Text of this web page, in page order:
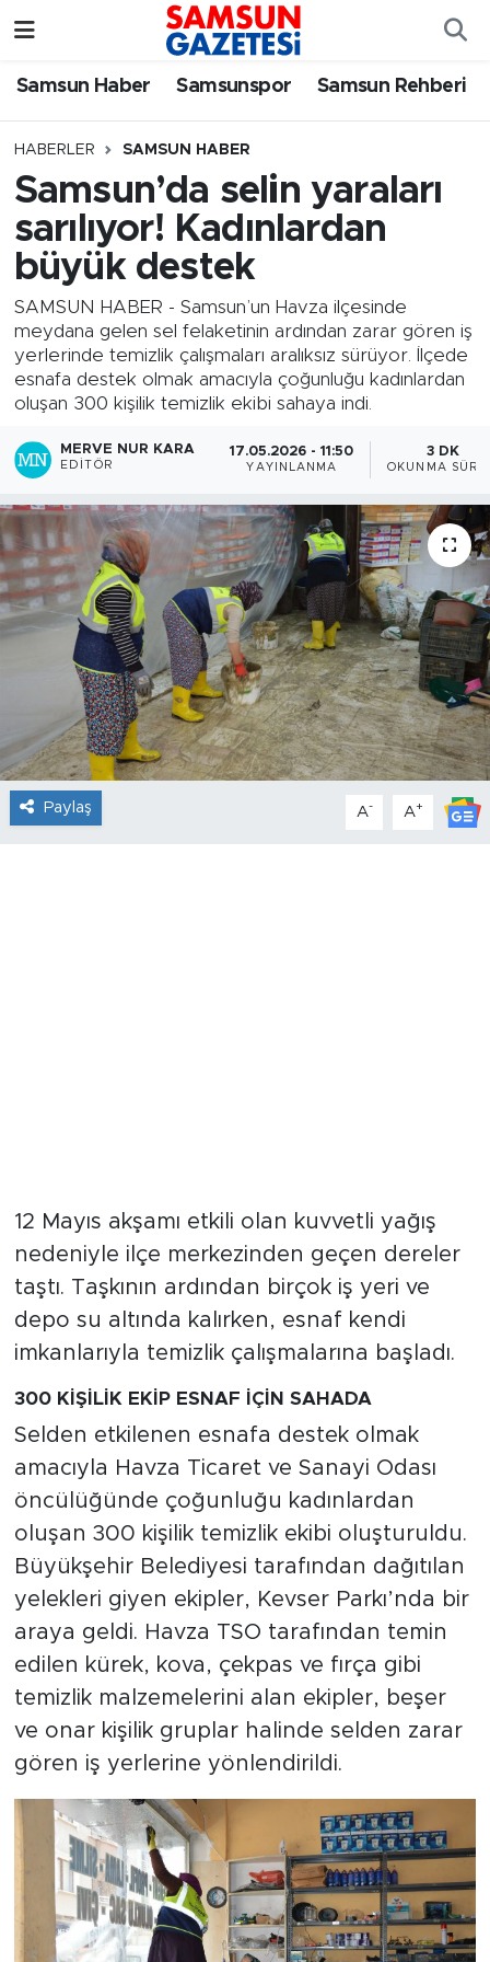
Samsun Haber Samsunspor Samsun Rehberi
HABERLER SAMSUN HABER
Samsun’da selin yaraları
sarılıyor! Kadınlardan
büyük destek
SAMSUN HABER - Samsun’un Havza ilçesinde
meydana gelen sel felaketinin ardından zarar gören iş
yerlerinde temizlik çalışmaları aralıksız sürüyor. İlçede
esnafa destek olmak amacıyla çoğunluğu kadınlardan
oluşan 300 kişilik temizlik ekibi sahaya indi.
MERVE NUR KARA
EDITÖR
17.05.2026 - 11:50
YAYINLANMA
3 DK
OKUNMA
Paylaş A- A+
12 Mayıs akşamı etkili olan kuvvetli yağış
nedeniyle ilçe merkezinden geçen dereler
taştı. Taşkının ardından birçok iş yeri ve
depo su altında kalırken, esnaf kendi
imkanlarıyla temizlik çalışmalarına başladı.
300 KİŞİLİK EKİP ESNAF İÇİN SAHADA
Selden etkilenen esnafa destek olmak
amacıyla Havza Ticaret ve Sanayi Odası
öncülüğünde çoğunluğu kadınlardan
oluşan 300 kişilik temizlik ekibi oluşturuldu.
Büyükşehir Belediyesi tarafından dağıtılan
yelekleri giyen ekipler, Kevser Parkı’nda bir
araya geldi. Havza TSO tarafından temin
edilen kürek, kova, çekpas ve fırça gibi
temizlik malzemelerini alan ekipler, beşer
ve onar kişilik gruplar halinde selden zarar
gören iş yerlerine yönlendirildi.
Samsun Haber
Samsun Rehberi
Resmi İlanlar
Samsun Nöbetçi Eczaneler
SAMSUN Namaz Vakitleri
Samsun Trafik Yoğunluk Haritası
Süper Lig Puan Durumu ve Fikstür
Tüm Manşetler
Son Dakika Haberleri
Haber Arşivi